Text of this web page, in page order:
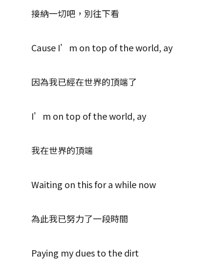
接納一切吧，別往下看
Cause I’m on top of the world, ay
因為我已經在世界的頂端了
I’m on top of the world, ay
我在世界的頂端
Waiting on this for a while now
為此我已努力了一段時間
Paying my dues to the dirt